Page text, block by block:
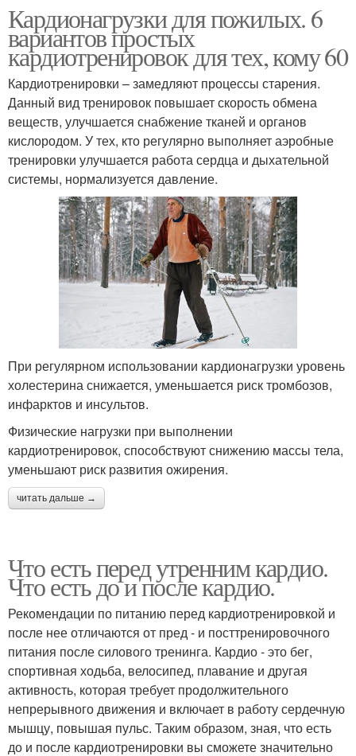
Кардионагрузки для пожилых. 6
вариантов простых
кардиотренировок для тех, кому 60
Кардиотренировки – замедляют процессы старения.
Данный вид тренировок повышает скорость обмена
веществ, улучшается снабжение тканей и органов
кислородом. У тех, кто регулярно выполняет аэробные
тренировки улучшается работа сердца и дыхательной
системы, нормализуется давление.
При регулярном использовании кардионагрузки уровень
холестерина снижается, уменьшается риск тромбозов,
инфарктов и инсультов.
Физические нагрузки при выполнении
кардиотренировок, способствуют снижению массы тела,
уменьшают риск развития ожирения.
читать дальше →
Что есть перед утренним кардио.
Что есть до и после кардио.
Рекомендации по питанию перед кардиотренировкой и
после нее отличаются от пред - и посттренировочного
питания после силового тренинга. Кардио - это бег,
спортивная ходьба, велосипед, плавание и другая
активность, которая требует продолжительного
непрерывного движения и включает в работу сердечную
мышцу, повышая пульс. Таким образом, зная, что есть
до и после кардиотренировки вы сможете значительно